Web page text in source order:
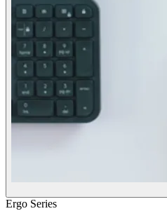
Ergo Series